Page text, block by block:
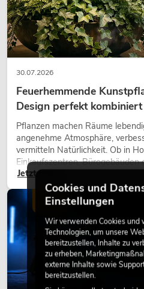
30.07.2026
Feuerhemmende
Design perfekt kombiniert
Pflanzen machen Räume
angenehme Atmosphäre,
vermitteln Natürlichkeit. Ob in
Einkaufszentren, Bürogebäuden
eine hochwertige Begrünung
modernen Raumkonzept.
Jetzt lesen
LICHT
Cookies und
Einstellungen
Wir verwenden Cookies und
Technologien, um unsere
bereitzustellen, Inhalte zu
zu erheben,
externe Inhalte sowie
bereitzustellen.